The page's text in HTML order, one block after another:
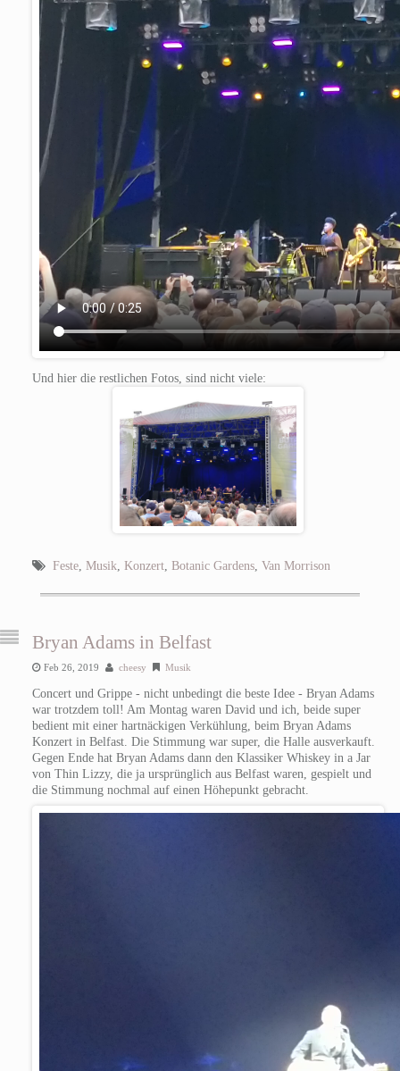
Und hier die restlichen Fotos, sind nicht viele:
Feste, Musik Konzert, Botanic Gardens, Van Morrison
Bryan Adams in Belfast
Feb 26, 2019 cheesy Musik
Concert und Grippe - nicht unbedingt die beste Idee - Bryan Adams
war trotzdem toll! Am Montag waren David und ich, beide super
bedient mit einer hartnäckigen Verkühlung, beim Bryan Adams
Konzert in Belfast. Die Stimmung war super, die Halle ausverkauft.
Gegen Ende hat Bryan Adams dann den Klassiker Whiskey in a Jar
von Thin Lizzy, die ja ursprünglich aus Belfast waren, gespielt und
die Stimmung nochmal auf einen Höhepunkt gebracht.